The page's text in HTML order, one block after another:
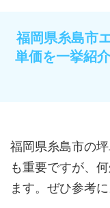
福岡県糸島市
単価を一挙紹
福岡県糸島市の
も重要ですが、
ます。ぜひ参考に